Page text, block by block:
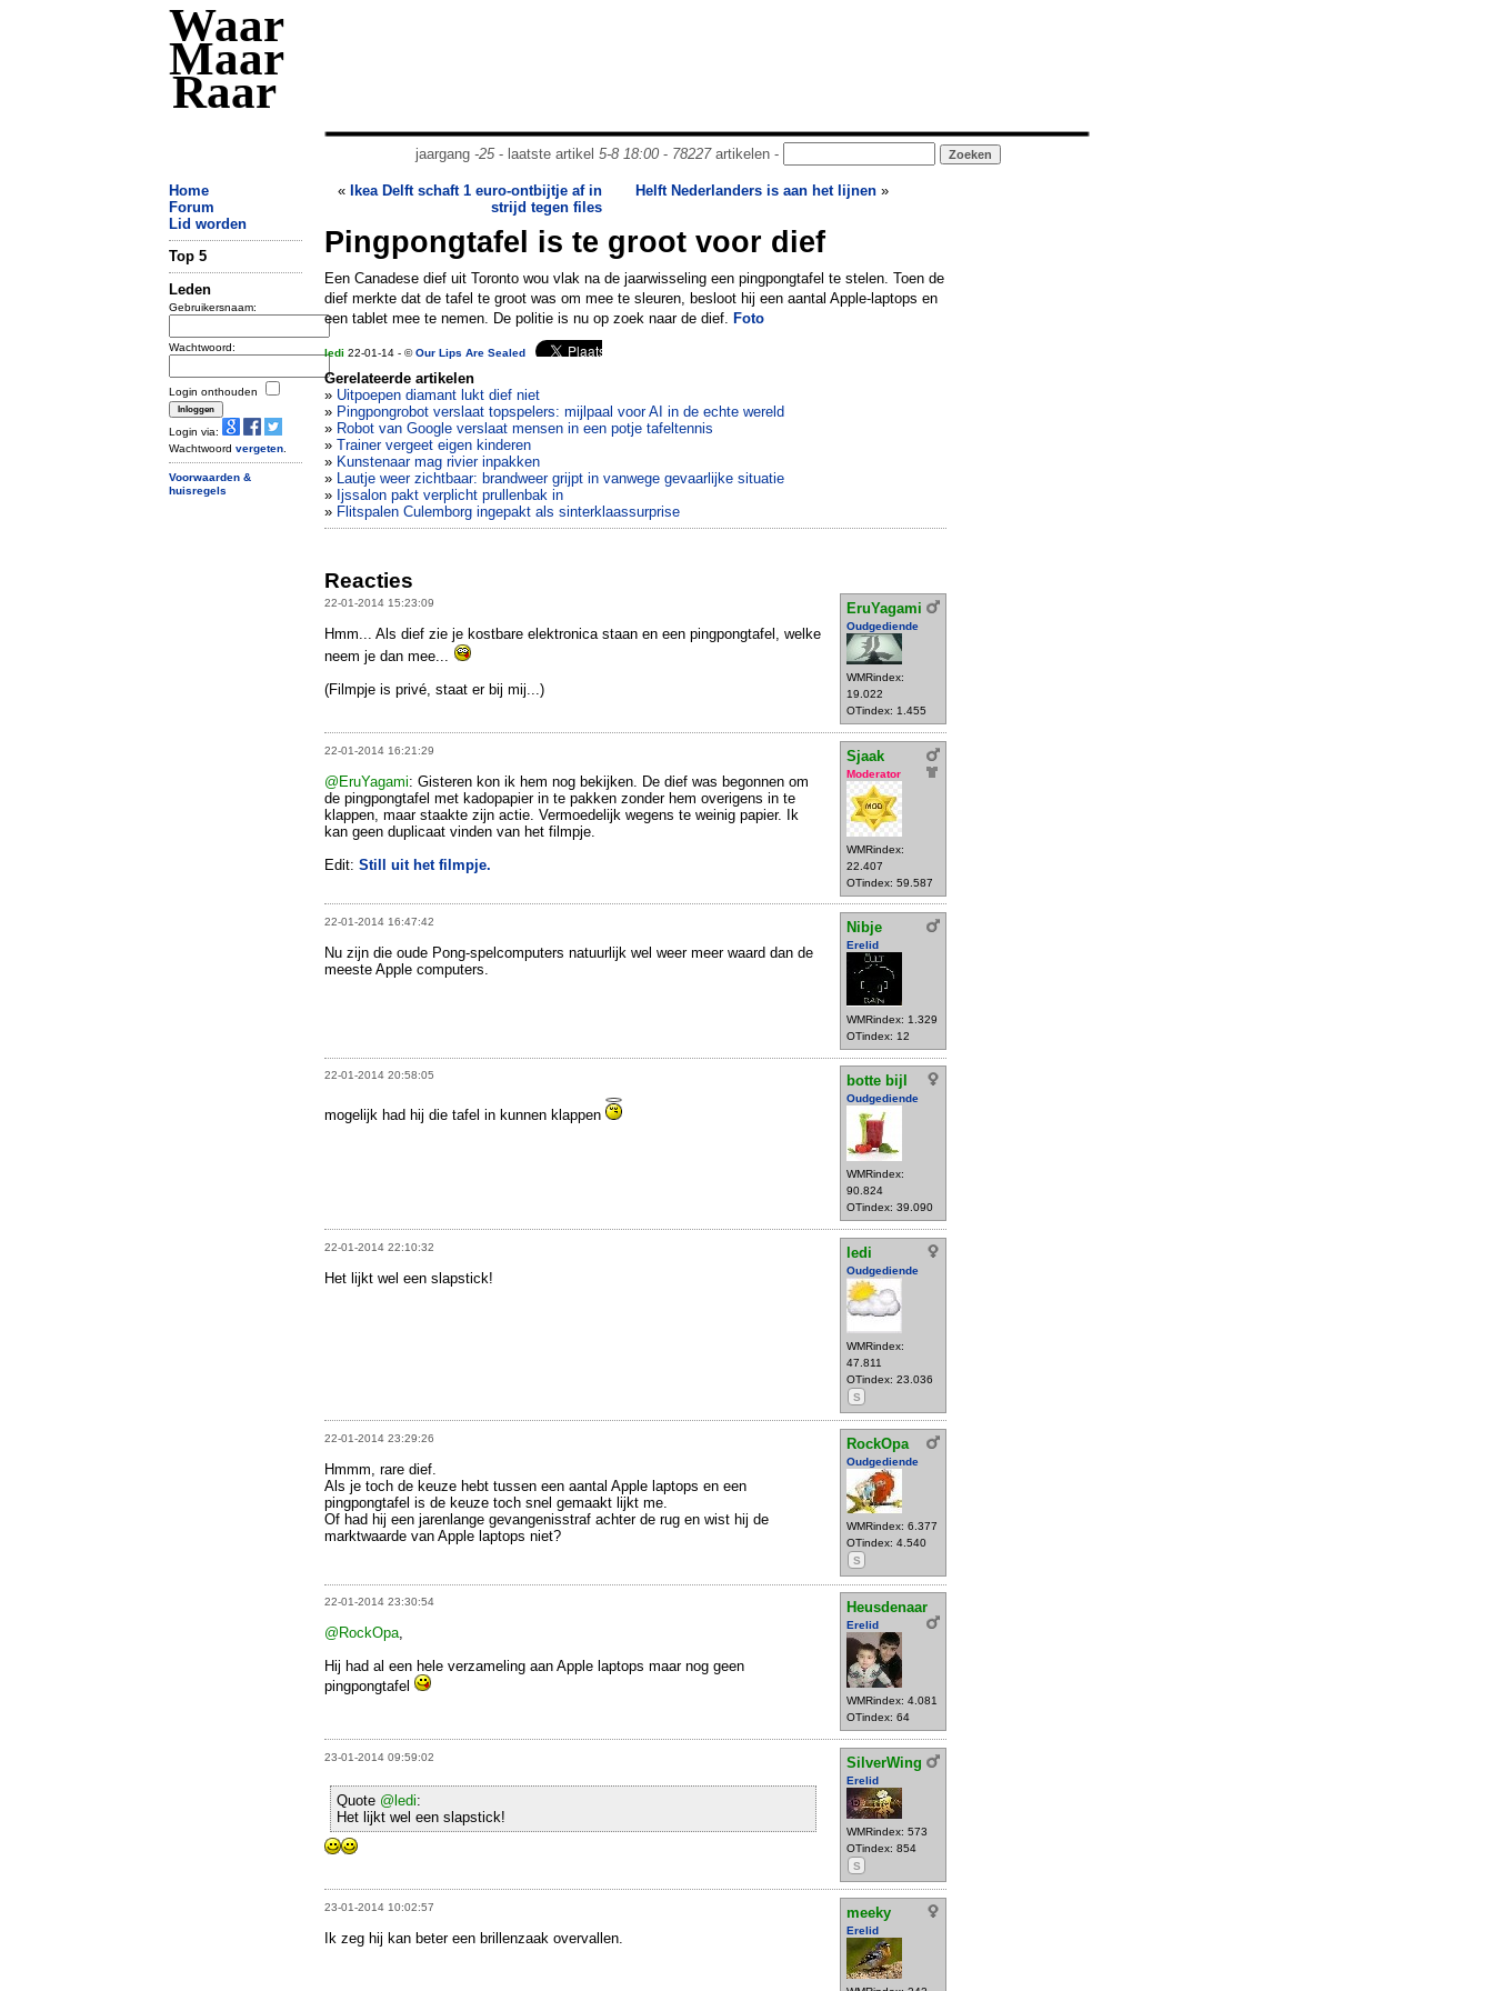
Waar
Maar
Raar
jaargang -25- laatste artikel 5-8 18:00- 78227artikelen -
Home
Forum
Lid worden
Top 5
Leden
Gebruikersnaam:
Wachtwoord:
Login onthouden
Login via:
Wachtwoord vergeten
Voorwaarden &
huisregels
«
Ikea Delft schaft 1 euro-ontbijtje af in
strijd tegen files
Helft Nederlanders is aan het lijnen »
Pingpongtafel is te groot voor dief
Een Canadese dief uit Toronto wou vlak na de jaarwisseling een pingpongtafel te stelen. Toen de
dief merkte dat de tafel te groot was om mee te sleuren, besloot hij een aantal Apple-laptops en
een tablet mee te nemen. De politie is nu op zoek naar de dief. Foto
ledi 22-01-14 - ©Our Lips Are Sealed
Gerelateerde artikelen
» Uitpoepen diamant lukt dief niet
» Pingpongrobot verslaat topspelers: mijlpaal voor AI in de echte wereld
» Robot van Google verslaat mensen in een potje tafeltennis
» Trainer vergeet eigen kinderen
» Kunstenaar mag rivier inpakken
» Lautje weer zichtbaar: brandweer grijpt in vanwege gevaarlijke situatie
» Ijssalon pakt verplicht prullenbak in
» Flitspalen Culemborg ingepakt als sinterklaassurprise
Reacties
22-01-2014 15:23:09 EruYagami
Oudgediende
WMRindex:
19.022
OTindex: 1.455
Hmm... Als dief zie je kostbare elektronica staan en een pingpongtafel, welke
neem je dan mee...
(Filmpje is privé, staat er bij mij...)
22-01-2014 16:21:29 Sjaak
Moderator
WMRindex:
22.407
OTindex: 59.587
@EruYagami: Gisteren kon ik hem nog bekijken. De dief was begonnen om
de pingpongtafel met kadopapier in te pakken zonder hem overigens in te
klappen, maar staakte zijn actie. Vermoedelijk wegens te weinig papier. Ik
kan geen duplicaat vinden van het filmpje.
Edit: Still uit het filmpje.
22-01-2014 16:47:42 Nibje
Erelid
WMRindex: 1.329
OTindex: 12
Nu zijn die oude Pong-spelcomputers natuurlijk wel weer meer waard dan de
meeste Apple computers.
22-01-2014 20:58:05 botte bijl
Oudgediende
WMRindex:
90.824
OTindex: 39.090
mogelijk had hij die tafel in kunnen klappen
22-01-2014 22:10:32 ledi
Oudgediende
WMRindex:
47.811
OTindex: 23.036
S
Het lijkt wel een slapstick!
22-01-2014 23:29:26 RockOpa
Oudgediende
WMRindex: 6.377
OTindex: 4.540
S
Hmmm, rare dief.
Als je toch de keuze hebt tussen een aantal Apple laptops en een
pingpongtafel is de keuze toch snel gemaakt lijkt me.
Of had hij een jarenlange gevangenisstraf achter de rug en wist hij de
marktwaarde van Apple laptops niet?
22-01-2014 23:30:54 Heusdenaar
Erelid
WMRindex: 4.081
OTindex: 64
@RockOpa,
Hij had al een hele verzameling aan Apple laptops maar nog geen
pingpongtafel
23-01-2014 09:59:02 SilverWing
Erelid
WMRindex: 573
OTindex: 854
S
Quote @ledi:
Het lijkt wel een slapstick!
23-01-2014 10:02:57 meeky
Erelid
Ik zeg hij kan beter een brillenzaak overvallen.